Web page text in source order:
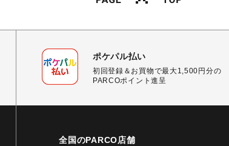
ポケパル払い
初回登録＆お買物で最大1,500円分の
PARCOポイント進呈
全国のPARCO店舗